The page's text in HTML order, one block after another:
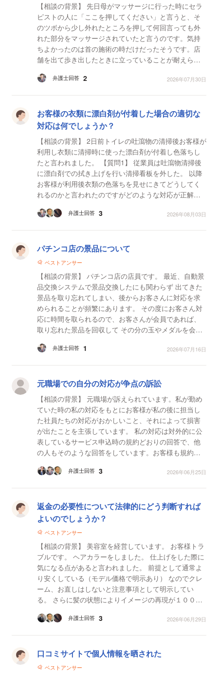
【相談の背景】 先日母がマッサージに行った時にセラ
ピストの人に「ここを押してください」と言うと、そ
のツボから少し外れたところを押して何回言っても外
れた部分をマッサージされていたと言うのです。気持
ちよかったのは首の施術の時だけだったそうです。店
舗を出て歩き出したときに立っていることが耐えられ
のマッサ...
弁護士回答 2 2026年07月30日
お客様の衣類に漂白剤が付着した場合の適切な
対応は何でしょうか？
【相談の背景】 2日前トイレの吐瀉物の清掃後お客様が
利用し衣類に清掃時に使った漂白剤が付着し色落ちし
たと言われました。 【質問1】 従業員は吐瀉物清掃後
に漂白剤での拭き上げを行い清掃看板を外した。 以降
お客様が利用後衣類の色落ちを見せにきてどうしてく
れるのかと言われたのですがどのような対応が正解で
弁護士回答 3 2026年08月03日
パチンコ店の景品について
ベストアンサー
【相談の背景】 パチンコ店の店員です。 最近、自動景
品交換システムで景品交換したにも関わらず 出てきた
景品を取り忘れてしまい、後からお客さんに対応を求
められることが頻繁にあります。 その度にお客さん対
応に時間を取られるので、お客さんが会員であれば、
取り忘れた景品を回収して その分の玉やメダルを会員
弁護士回答 1 2026年07月16日
元職場での自分の対応が争点の訴訟
【相談の背景】 元職場が訴えられています。私が勤め
ていた時の私の対応をもとにお客様が私の後に担当し
た社員たちの対応がおかしいこと、それによって損害
が出たことを主張しています。 私の対応は対外的に公
表しているサービス申込時の規約どおりの回答で、他
の人もそのような回答をしています。お客様も規約に
弁護士回答 3 2026年06月25日
返金の必要性について法律的にどう判断すれば
よいのでしょうか？
ベストアンサー
【相談の背景】 美容室を経営しています。 お客様トラ
ブルです。 ヘアカラーをしました。 仕上げをした際に
気になる点があると言われました。 前提として通常よ
り安くしている（モデル価格で明示あり） なのでクレ
ーム、お直しはしないと注意事項として明示してい
る。 さらに髪の状態によりイメージの再現が１００%
弁護士回答 3 2026年06月29日
口コミサイトで個人情報を晒された
ベストアンサー